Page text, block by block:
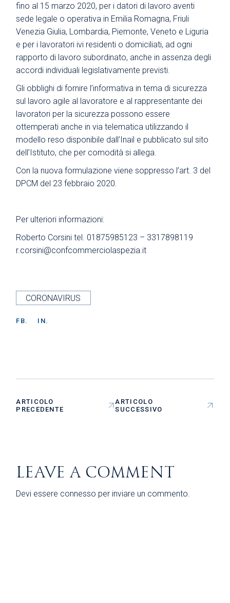
fino al 15 marzo 2020, per i datori di lavoro aventi
sede legale o operativa in Emilia Romagna, Friuli
Venezia Giulia, Lombardia, Piemonte, Veneto e Liguria
e per i lavoratori ivi residenti o domiciliati, ad ogni
rapporto di lavoro subordinato, anche in assenza degli
accordi individuali legislativamente previsti.
Gli obblighi di fornire l’informativa in tema di sicurezza
sul lavoro agile al lavoratore e al rappresentante dei
lavoratori per la sicurezza possono essere
ottemperati anche in via telematica utilizzando il
modello reso disponibile dall’Inail e pubblicato sul sito
dell’Istituto, che per comodità si allega.
Con la nuova formulazione viene soppresso l’art. 3 del
DPCM del 23 febbraio 2020.
Per ulteriori informazioni:
Roberto Corsini tel. 01875985123 – 3317898119
r.corsini@confcommerciolaspezia.it
CORONAVIRUS
FB. IN.
ARTICOLO
PRECEDENTE
ARTICOLO
SUCCESSIVO
LEAVE A COMMENT
Devi essere connesso per inviare un commento.